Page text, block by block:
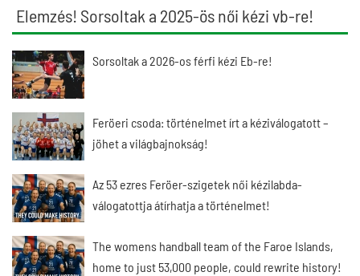
Elemzés! Sorsoltak a 2025-ös női kézi vb-re!
Sorsoltak a 2026-os férfi kézi Eb-re!
Feröeri csoda: történelmet írt a kéziválogatott –
jöhet a világbajnokság!
Az 53 ezres Feröer-szigetek női kézilabda-
válogatottja átírhatja a történelmet!
The womens handball team of the Faroe Islands,
home to just 53,000 people, could rewrite history!